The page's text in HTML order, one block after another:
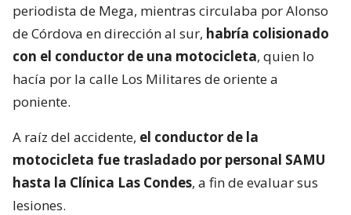
periodista de Mega, mientras circulaba por Alonso
de Córdova en dirección al sur, habría colisionado
con el conductor de una motocicleta, quien lo
hacía por la calle Los Militares de oriente a
poniente.
A raíz del accidente, el conductor de la
motocicleta fue trasladado por personal SAMU
hasta la Clínica Las Condes, a fin de evaluar sus
lesiones.